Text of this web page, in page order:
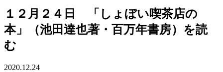
１２月２４日 「しょぼい喫茶店の
本」（池田達也著・百万年書房）を読
む
2020.12.24